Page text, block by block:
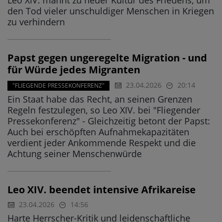
den Tod vieler unschuldiger Menschen in Kriegen
zu verhindern
Papst gegen ungeregelte Migration - und
für Würde jedes Migranten
"FLIEGENDE PRESSEKONFERENZ" 23.04.2026 20:14
Ein Staat habe das Recht, an seinen Grenzen
Regeln festzulegen, so Leo XIV. bei "Fliegender
Pressekonferenz" - Gleichzeitig betont der Papst:
Auch bei erschöpften Aufnahmekapazitäten
verdient jeder Ankommende Respekt und die
Achtung seiner Menschenwürde
Leo XIV. beendet intensive Afrikareise
23.04.2026 14:56
Harte Herrscher-Kritik und leidenschaftliche